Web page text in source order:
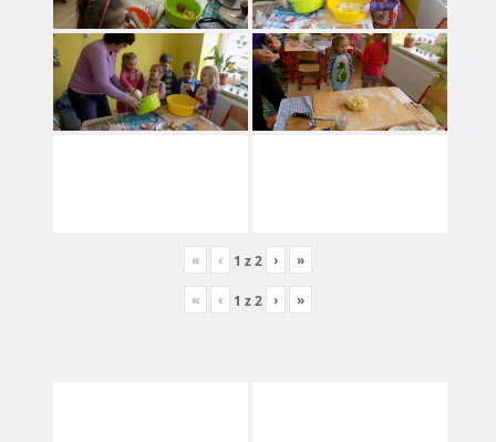
« ‹ 1 z2 › »
« ‹ 1 z2 › »